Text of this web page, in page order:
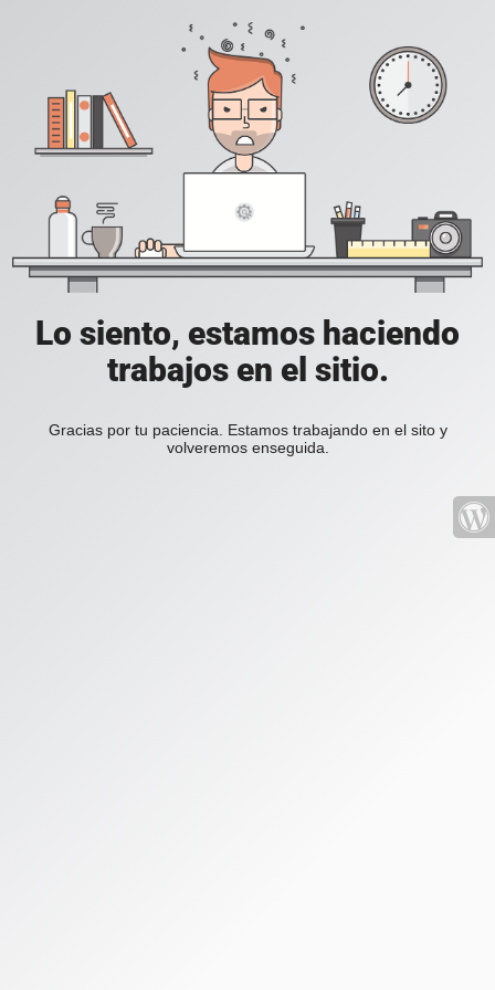
Lo siento, estamos haciendo
trabajos en el sitio.
Gracias por tu paciencia. Estamos trabajando en el sito y
volveremos enseguida.